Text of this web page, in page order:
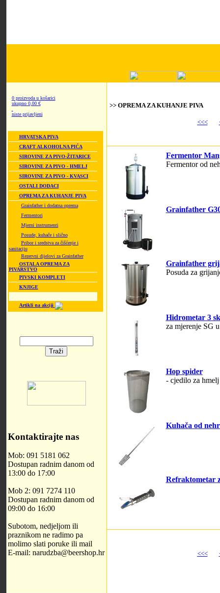
0 proizvoda u košarici
ukupno 0,00 €
niste prijavljeni
HRVATSKA PIVA
CRAFT ALKOHOLNA PIĆA
SIROVINE ZA PIVO-ŽITARICE
SIROVINE ZA PIVO - HMELJ
SIROVINE ZA PIVO - KVASCI
OSTALI DODACI
OPREMA ZA KUHANJE PIVA
Grainfather i dodatna oprema
Fermentori
Mjerni instrumenti
Posude, kuhače i slično
Pribor i sredstva za čišćenje i
sanitaciju
Rezervni dijelovi za Grainfather
OSTALA OPREMA ZA
PIVARSTVO
PIVSKI KOMPLETI
KNJIGE
Artikli na akciji
Kontaktirajte nas
Mob: 091 5181 062
Dostupan radnim danom od
13:00 do 17:00
Mob 2: 091 7274 110
Dostupan radnim danom od
09:00 do 16:00
Subotom, nedjeljom ili
praznikom ne radimo pa
molimo slati poruke ili mail
E-mail: narudzba@beershop.hr
>> OPREMA ZA KUHANJE PIVA
<<<
Fermentor
Fermentor od
Grainfather
Grainfather
Posuda za
Hidrometar 3
za mjerenje SG
Hop spider
- cjedilo za hmelj
Kuhača od
Refraktometar
<<<